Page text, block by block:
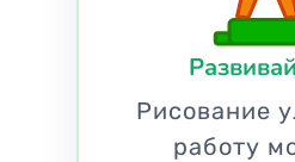
Рисование
работу